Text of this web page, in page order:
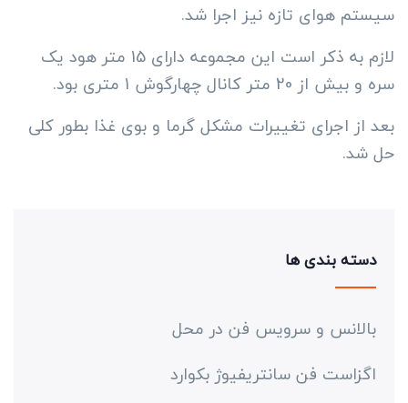
سیستم هوای تازه نیز اجرا شد.
لازم به ذکر است این مجموعه دارای 15 متر هود یک
سره و بیش از 20 متر کانال چهارگوش 1 متری بود.
بعد از اجرای تغییرات مشکل گرما و بوی غذا بطور کلی
حل شد.
دسته بندی ها
بالانس و سرویس فن در محل
اگزاست فن سانتریفیوژ بکوارد